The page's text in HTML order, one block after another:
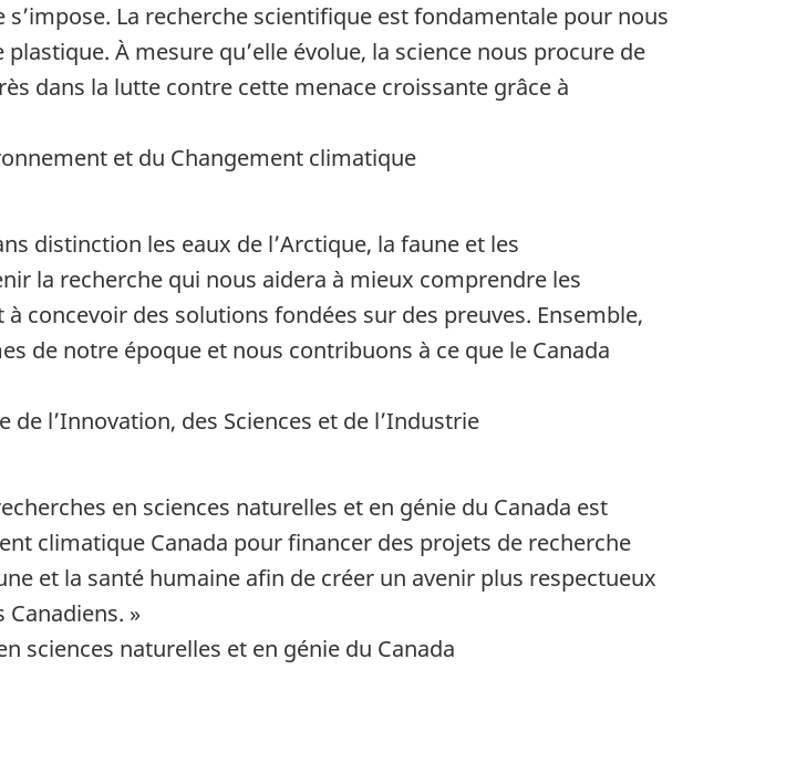
La recherche scientifique est fondamentale pour nous
À mesure qu’elle évolue, la science nous procure de
dans la lutte contre cette menace croissante grâce à
et du Changement climatique
distinction les eaux de l’Arctique, la faune et les
la recherche qui nous aidera à mieux comprendre les
concevoir des solutions fondées sur des preuves. Ensemble,
de notre époque et nous contribuons à ce que le Canada
l’Innovation, des Sciences et de l’Industrie
en sciences naturelles et en génie du Canada est
climatique Canada pour financer des projets de recherche
et la santé humaine afin de créer un avenir plus respectueux
»
sciences naturelles et en génie du Canada